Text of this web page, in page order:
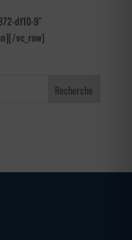
df10-9″
vc_row]
Recherche